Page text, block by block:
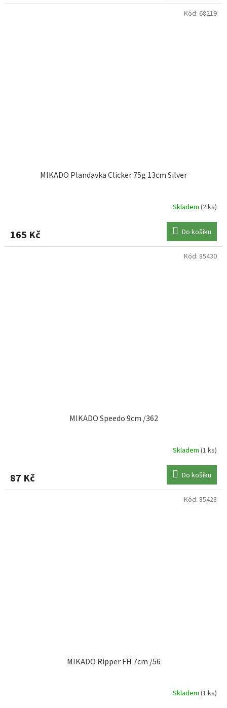
MIKADO Plandavka Clicker 75g 13cm Silver
Skladem (2 ks)
165 Kč Do košíku
Kód: 68219
MIKADO Speedo 9cm /362
Skladem (1 ks)
87 Kč Do košíku
Kód: 85430
MIKADO Ripper FH 7cm /56
Skladem (1 ks)
Kód: 85428